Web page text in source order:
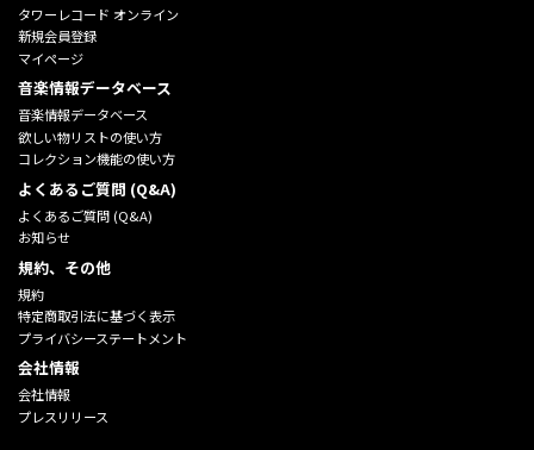
タワーレコード オンライン
新規会員登録
マイページ
音楽情報データベース
音楽情報データベース
欲しい物リストの使い方
コレクション機能の使い方
よくあるご質問 (Q&A)
よくあるご質問 (Q&A)
お知らせ
規約、その他
規約
特定商取引法に基づく表示
プライバシーステートメント
会社情報
会社情報
プレスリリース